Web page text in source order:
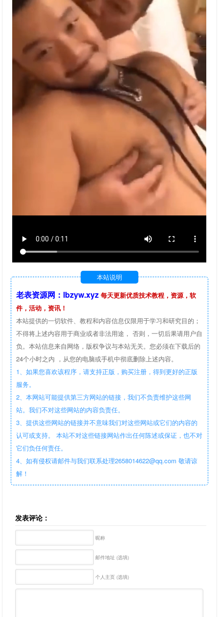
本站说明
老表资源网：lbzyw.xyz 每天更新优质技术教程，资源，软
件，活动，资讯！
本站提供的一切软件、教程和内容信息仅限用于学习和研究目的；
不得将上述内容用于商业或者非法用途， 否则，一切后果请用户自
负。本站信息来自网络，版权争议与本站无关。您必须在下载后的
24个小时之内 ，从您的电脑或手机中彻底删除上述内容。
1、如果您喜欢该程序，请支持正版，购买注册，得到更好的正版
服务。
2、本网站可能提供第三方网站的链接，我们不负责维护这些网
站。我们不对这些网站的内容负责任。
3、提供这些网站的链接并不意味我们对这些网站或它们的内容的
认可或支持。 本站不对这些链接网站作出任何陈述或保证，也不对
它们负任何责任。
4、如有侵权请邮件与我们联系处理2658014622@qq.com 敬请谅
解！
发表评论：
昵称
邮件地址 (选填)
个人主页 (选填)